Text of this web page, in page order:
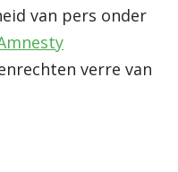
van pers onder
verre van